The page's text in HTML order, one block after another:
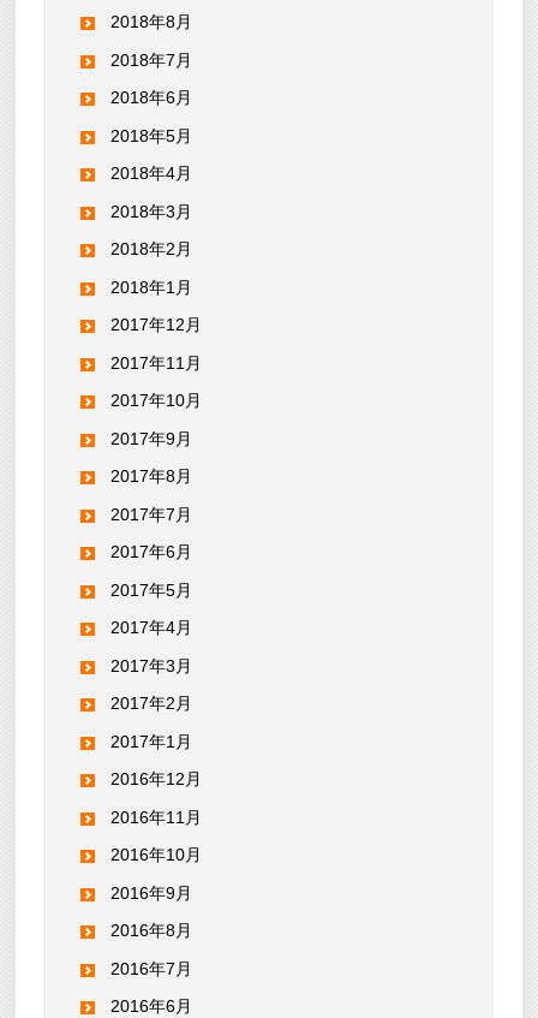
2018年8月
2018年7月
2018年6月
2018年5月
2018年4月
2018年3月
2018年2月
2018年1月
2017年12月
2017年11月
2017年10月
2017年9月
2017年8月
2017年7月
2017年6月
2017年5月
2017年4月
2017年3月
2017年2月
2017年1月
2016年12月
2016年11月
2016年10月
2016年9月
2016年8月
2016年7月
2016年6月